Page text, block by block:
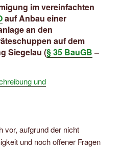
im vereinfachten
auf Anbau einer
an den
auf dem
Siegelau (§ 35 BauGB–
und
vor, aufgrund der nicht
und noch offener Fragen